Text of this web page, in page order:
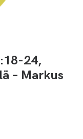
24,
– Markus